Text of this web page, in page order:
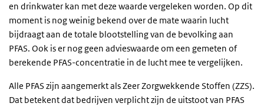
en drinkwater kan met deze waarde vergeleken worden. Op dit
moment is nog weinig bekend over de mate waarin lucht
bijdraagt aan de totale blootstelling van de bevolking aan
PFAS. Ook is er nog geen advieswaarde om een gemeten of
berekende PFAS-concentratie in de lucht mee te vergelijken.
Alle PFAS zijn aangemerkt als Zeer Zorgwekkende Stoffen (ZZS).
Dat betekent dat bedrijven verplicht zijn de uitstoot van PFAS